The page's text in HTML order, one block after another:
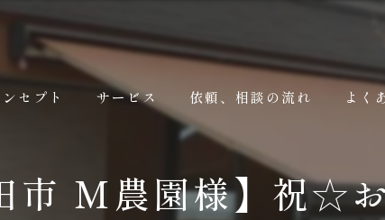
セプト サービス 依頼、相談の流れ よく
市 M農園様】祝☆